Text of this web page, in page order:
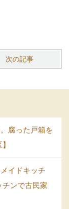
次の記事
腐った戸箱を
イドキッチ
チンで古民家